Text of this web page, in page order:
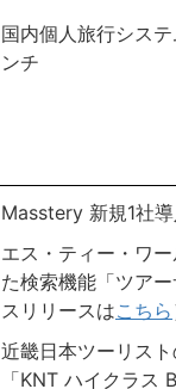
国内個人旅行シス
ンチ
Masstery 新規1社導
エス・ティー・ワ
た検索機能「ツア
スリリースはこちら
近畿日本ツーリス
「KNT ハイクラス